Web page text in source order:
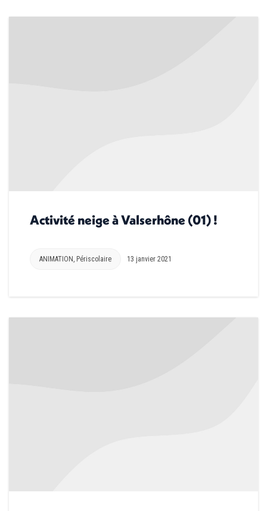
Activité neige à Valserhône (01) !
ANIMATION Périscolaire 13 janvier 2021